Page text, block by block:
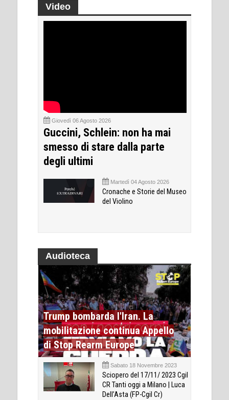
Video
Giovedì 06 Agosto 2026
Guccini, Schlein: non ha mai
smesso di stare dalla parte
degli ultimi
Martedì 04 Agosto 2026
Cronache e Storie del Museo
del Violino
Audioteca
Trump bombarda l'Iran. La
mobilitazione continua Appello
di Stop Rearm Europe
Sabato 18 Novembre 2023
Sciopero del 17/11/ 2023 Cgil
CR Tanti oggi a Milano | Luca
Dell’Asta (FP-Cgil Cr)